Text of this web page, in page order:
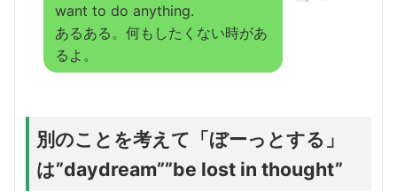
want to do anything.
あるある。何もしたくない時があ
るよ。
別のことを考えて「ぼーっとする」
は”daydream””be lost in thought”